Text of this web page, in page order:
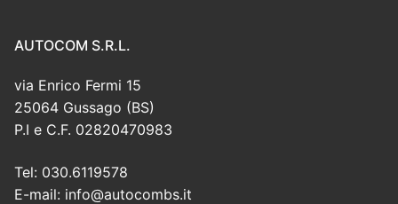
AUTOCOM S.R.L.
via Enrico Fermi 15
25064 Gussago (BS)
P.I e C.F. 02820470983
Tel: 030.6119578
E-mail: info@autocombs.it